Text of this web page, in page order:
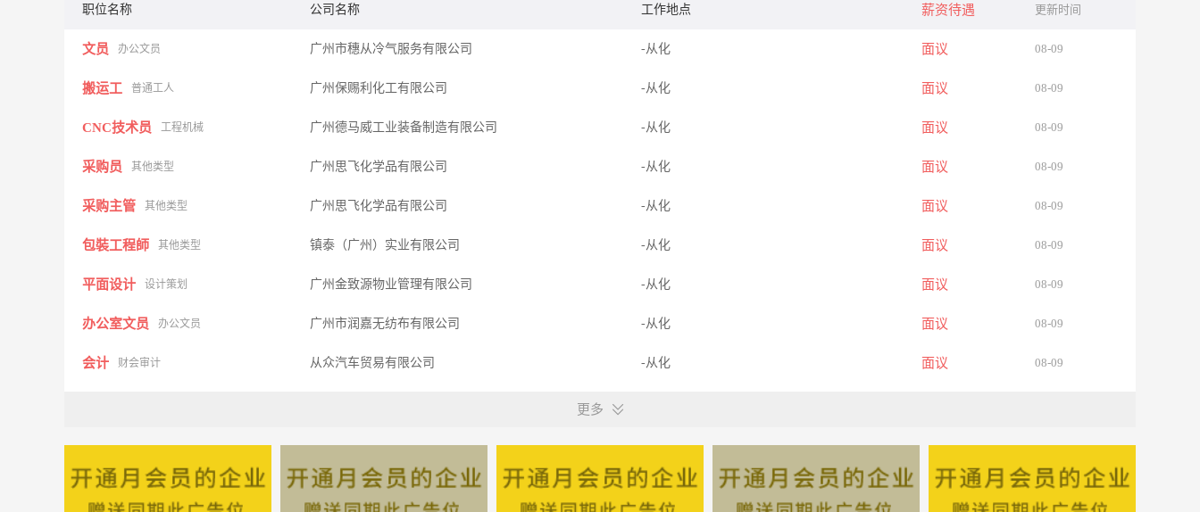
职位名称 公司名称 工作地点 薪资待遇 更新时间
文员 办公文员 广州市穗从冷气服务有限公司 -从化 面议 08-09
搬运工 普通工人 广州保赐利化工有限公司 -从化 面议 08-09
CNC技术员 工程机械 广州德马威工业装备制造有限公司 -从化 面议 08-09
采购员 其他类型 广州思飞化学品有限公司 -从化 面议 08-09
采购主管 其他类型 广州思飞化学品有限公司 -从化 面议 08-09
包裝工程師 其他类型 镇泰（广州）实业有限公司 -从化 面议 08-09
平面设计 设计策划 广州金致源物业管理有限公司 -从化 面议 08-09
办公室文员 办公文员 广州市润嘉无纺布有限公司 -从化 面议 08-09
会计 财会审计 从众汽车贸易有限公司 -从化 面议 08-09
QA主任 市场营销 镇泰（广州）实业有限公司 -从化 面议 08-09
更多